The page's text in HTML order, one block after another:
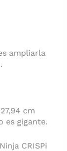
ampliarla
cm
es gigante.
CRISPi